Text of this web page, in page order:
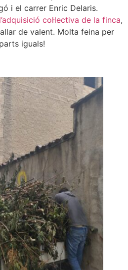
i el carrer Enric Delaris.
l’adquisició col·lectiva de la finca,
de valent. Molta feina per
iguals!